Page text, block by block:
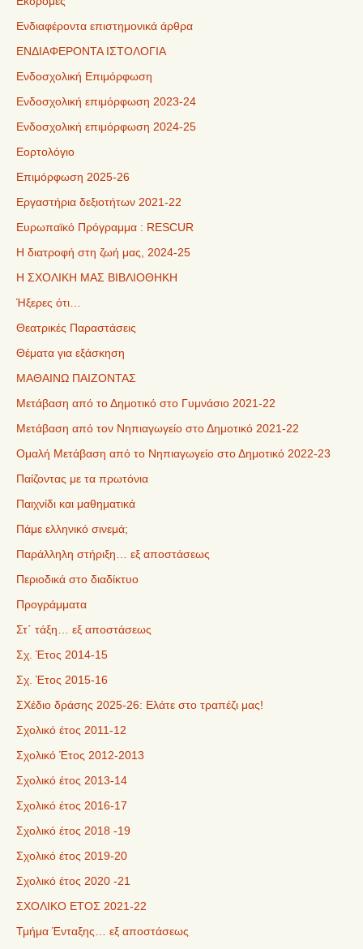
Ενδιαφέροντα επιστημονικά άρθρα
ΕΝΔΙΑΦΕΡΟΝΤΑ ΙΣΤΟΛΟΓΙΑ
Ενδοσχολική Επιμόρφωση
Ενδοσχολική επιμόρφωση 2023-24
Ενδοσχολική επιμόρφωση 2024-25
Εορτολόγιο
Επιμόρφωση 2025-26
Εργαστήρια δεξιοτήτων 2021-22
Ευρωπαϊκό Πρόγραμμα : RESCUR
Η διατροφή στη ζωή μας, 2024-25
Η ΣΧΟΛΙΚΗ ΜΑΣ ΒΙΒΛΙΟΘΗΚΗ
Ήξερες ότι…
Θεατρικές Παραστάσεις
Θέματα για εξάσκηση
ΜΑΘΑΙΝΩ ΠΑΙΖΟΝΤΑΣ
Μετάβαση από το Δημοτικό στο Γυμνάσιο 2021-22
Μετάβαση από τον Νηπιαγωγείο στο Δημοτικό 2021-22
Ομαλή Μετάβαση από το Νηπιαγωγείο στο Δημοτικό 2022-23
Παίζοντας με τα πρωτόνια
Παιχνίδι και μαθηματικά
Πάμε ελληνικό σινεμά;
Παράλληλη στήριξη… εξ αποστάσεως
Περιοδικά στο διαδίκτυο
Προγράμματα
Στ΄ τάξη… εξ αποστάσεως
Σχ. Έτος 2014-15
Σχ. Έτος 2015-16
ΣΧέδιο δράσης 2025-26: Ελάτε στο τραπέζι μας!
Σχολικό έτος 2011-12
Σχολικό Έτος 2012-2013
Σχολικό έτος 2013-14
Σχολικό έτος 2016-17
Σχολικό έτος 2018 -19
Σχολικό έτος 2019-20
Σχολικό έτος 2020 -21
ΣΧΟΛΙΚΟ ΕΤΟΣ 2021-22
Τμήμα Ένταξης… εξ αποστάσεως